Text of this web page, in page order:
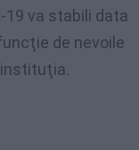
va stabili data
de nevoile